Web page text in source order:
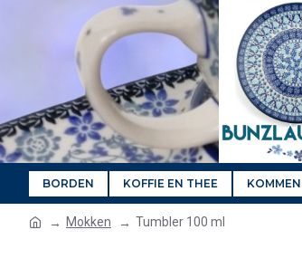
BORDEN KOFFIE EN THEE
Mokken Tumbler 100 ml